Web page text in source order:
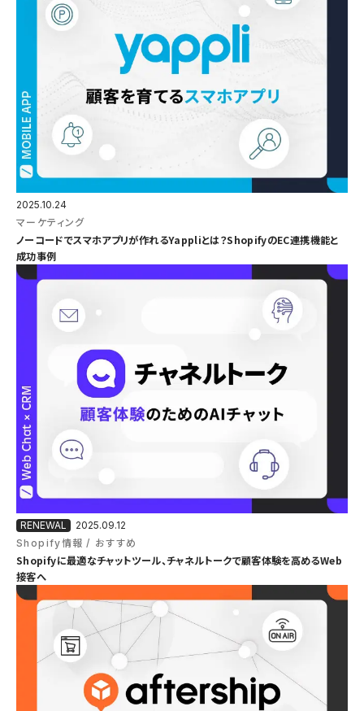
2025.10.24
マーケティング
ノーコードでスマホアプリが作れるYappliとは？ShopifyのEC連携機能と
成功事例
2025.09.12
Shopify情報
おすすめ
Shopifyに最適なチャットツール、チャネルトークで顧客体験を高めるWeb
接客へ